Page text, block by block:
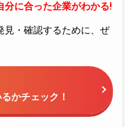
分に合った企業がわかる!
見・確認するために、ぜ
かチェック！